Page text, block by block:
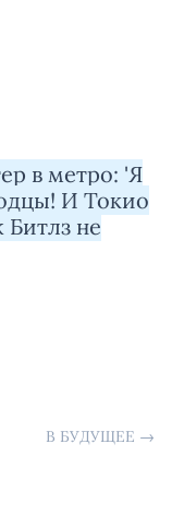
в метро: 'Я
И Токио
Битлз не
В БУДУЩЕЕ →